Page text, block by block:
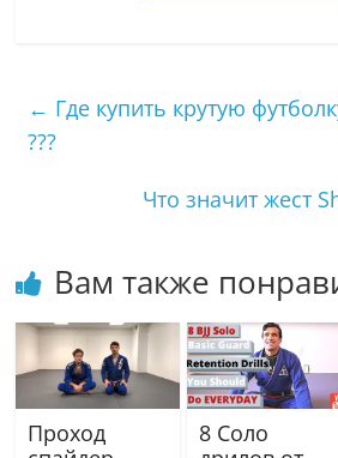
← Где купить крутую
???
Что значит жест
Вам также
Проход
8 Соло